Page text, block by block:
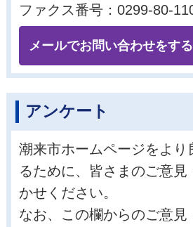
ファクス番号：0299-80-
メールでお問い合わせをする
アンケート
潮来市ホームページをより
るために、皆さまのご意見
かせください。
なお、この欄からのご意見